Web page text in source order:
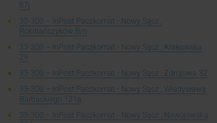
87j
33-300 – InPost Paczkomat - Nowy Sącz ,
Rokitiańczyków B/n
33-300 – InPost Paczkomat - Nowy Sącz , Krakowska
29
33-300 – InPost Paczkomat - Nowy Sącz , Zdrojowa 32
33-300 – InPost Paczkomat - Nowy Sącz , Władysława
Barbackiego 121a
33-300 – InPost Paczkomat - Nowy Sącz , Nawojowska